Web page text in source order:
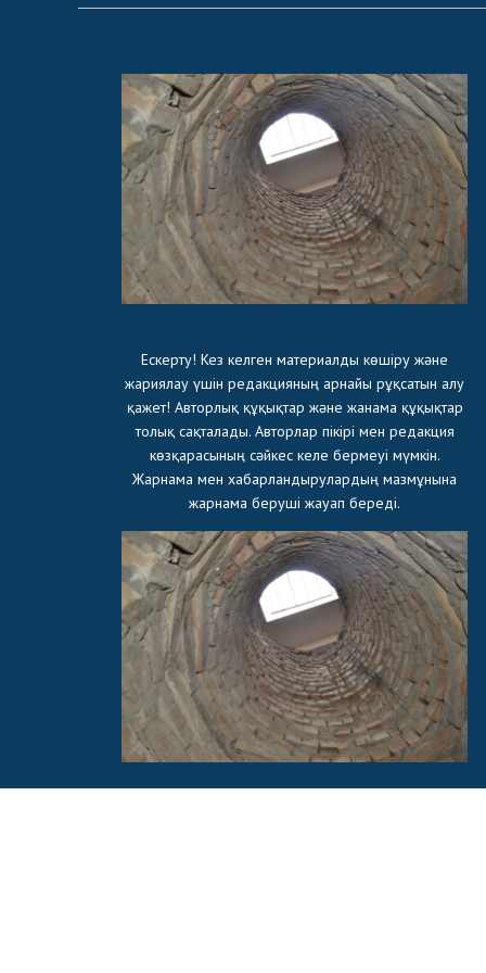
Ескерту! Кез келген материалды көшіру және
жариялау үшін редакцияның арнайы рұқсатын алу
қажет! Авторлық құқықтар және жанама құқықтар
толық сақталады. Авторлар пікірі мен редакция
көзқарасының сәйкес келе бермеуі мүмкін.
Жарнама мен хабарландырулардың мазмұнына
жарнама беруші жауап береді.